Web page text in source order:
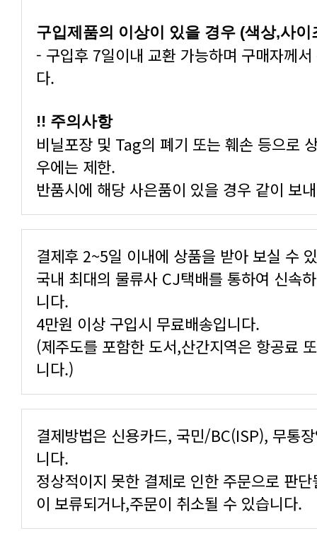
구입제품의 이상이 있을 경우 (색상,사
- 구입후 7일이내 교환 가능하며 구매자께
다.
!! 주의사항
비닐포장 및 Tag의 폐기 또는 훼손 등으로
우에는 제한.
반품시에 해당 사은품이 있을 경우 같이 보
결제후 2~5일 이내에 상품을 받아 보실 수
국내 최대의 물류사 CJ택배를 통하여 신속
니다.
4만원 이상 구입시 무료배송입니다.
(제주도를 포함한 도서,산간지역은 항공료
니다.)
결제방법은 신용카드, 국민/BC(ISP), 무통
니다.
정상적이지 못한 결제로 인한 주문으로 판
이 보류되거나,주문이 취소될 수 있습니다.